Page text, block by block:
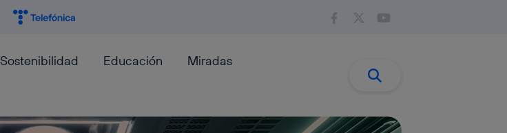
Sostenibilidad Educación
Miradas
Buscar